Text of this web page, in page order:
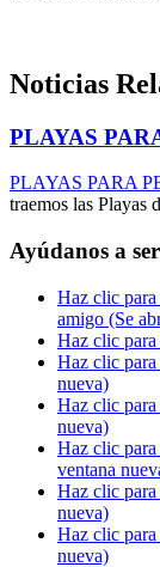
Noticias
PLAYAS
PLAYAS PARA
traemos las Playas
Ayúdanos a
Haz clic
amigo (Se
Haz clic
Haz clic para
nueva)
Haz clic para
nueva)
Haz clic
ventana
Haz clic para
nueva)
Haz clic para
nueva)